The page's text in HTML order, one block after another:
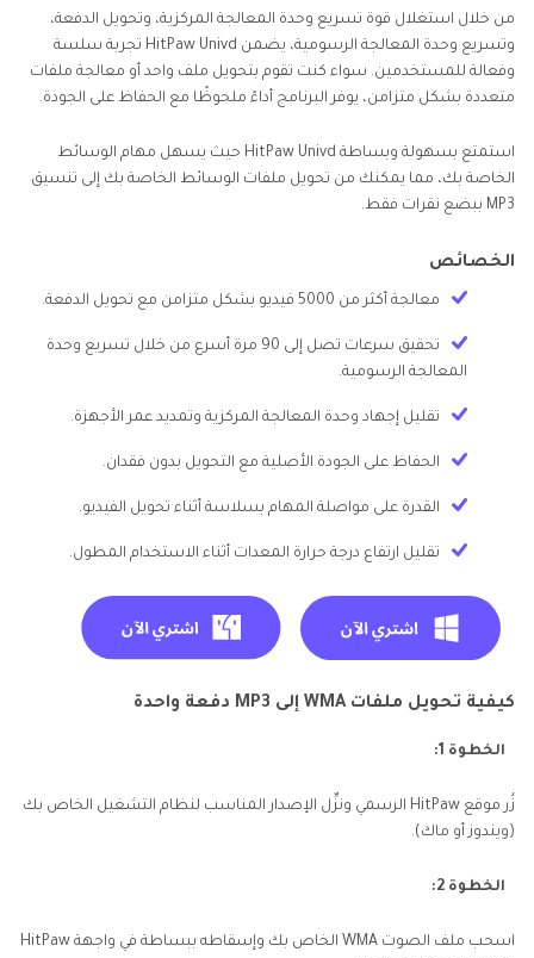
من خلال استغلال قوة تسريع وحدة المعالجة المركزية، وتحويل الدفعة،
وتسريع وحدة المعالجة الرسومية، يضمن HitPaw Univd تجربة سلسة
وفعالة للمستخدمين. سواء كنت تقوم بتحويل ملف واحد أو معالجة ملفات
متعددة بشكل متزامن، يوفر البرنامج أداءً ملحوظًا مع الحفاظ على الجودة.
استمتع بسهولة وبساطة HitPaw Univd حيث يسهل مهام الوسائط
الخاصة بك، مما يمكنك من تحويل ملفات الوسائط الخاصة بك إلى تنسيق
MP3 ببضع نقرات فقط.
الخصائص
معالجة أكثر من 5000 فيديو بشكل متزامن مع تحويل الدفعة.
تحقيق سرعات تصل إلى 90 مرة أسرع من خلال تسريع وحدة
المعالجة الرسومية.
تقليل إجهاد وحدة المعالجة المركزية وتمديد عمر الأجهزة.
الحفاظ على الجودة الأصلية مع التحويل بدون فقدان.
القدرة على مواصلة المهام بسلاسة أثناء تحويل الفيديو.
تقليل ارتفاع درجة حرارة المعدات أثناء الاستخدام المطول.
كيفية تحويل ملفات WMA إلى MP3 دفعة واحدة
الخطوة 1:
زُر موقع HitPaw الرسمي ونزِّل الإصدار المناسب لنظام التشغيل الخاص بك
(ويندوز أو ماك).
الخطوة 2:
اسحب ملف الصوت WMA الخاص بك وإسقاطه ببساطة في واجهة HitPaw